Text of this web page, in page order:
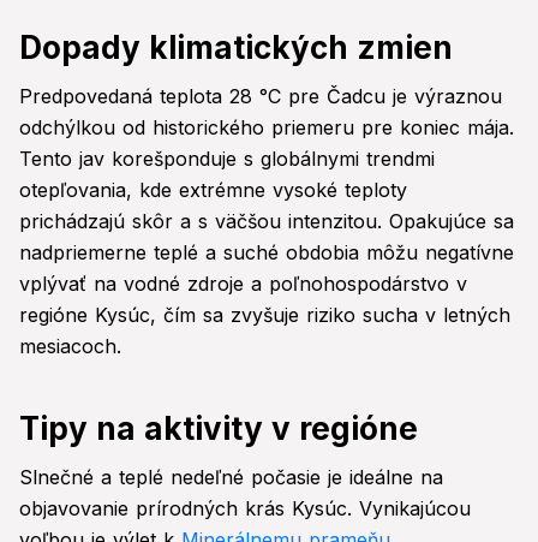
Dopady klimatických zmien
Predpovedaná teplota 28 °C pre Čadcu je výraznou
odchýlkou od historického priemeru pre koniec mája.
Tento jav korešponduje s globálnymi trendmi
otepľovania, kde extrémne vysoké teploty
prichádzajú skôr a s väčšou intenzitou. Opakujúce sa
nadpriemerne teplé a suché obdobia môžu negatívne
vplývať na vodné zdroje a poľnohospodárstvo v
regióne Kysúc, čím sa zvyšuje riziko sucha v letných
mesiacoch.
Tipy na aktivity v regióne
Slnečné a teplé nedeľné počasie je ideálne na
objavovanie prírodných krás Kysúc. Vynikajúcou